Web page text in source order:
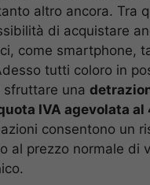
altro ancora. Tra
di acquistare
come smartphone,
tutti coloro in
sfruttare una
IVA agevolata al
consentono un
al prezzo normale di